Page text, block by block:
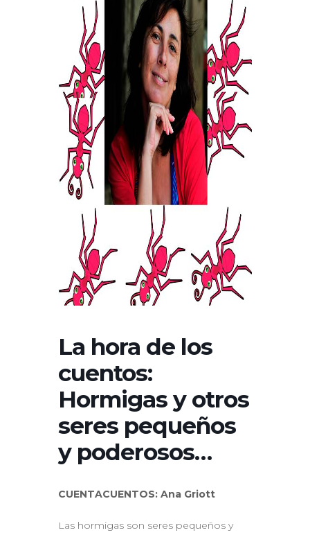
La hora de los
cuentos:
Hormigas y otros
seres pequeños
y poderosos…
CUENTACUENTOS: Ana Griott
Las hormigas son seres pequeños y